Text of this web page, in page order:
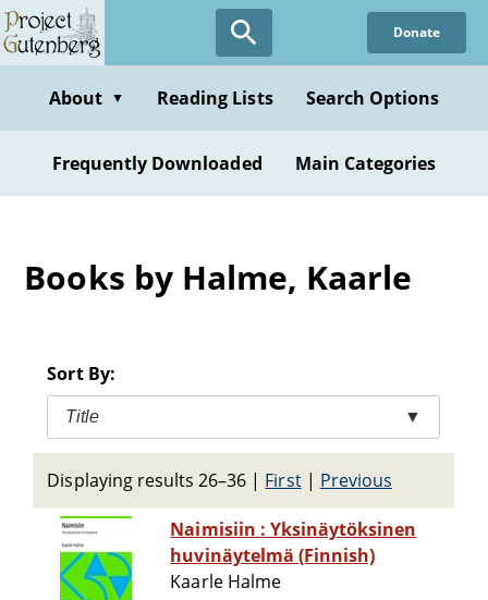
Skip
to
content
Donate
About ▼ Reading Lists Search Options
Frequently Downloaded Main Categories
Books by Halme, Kaarle
Sort By:
Title ▼
Displaying results 26–36 | First| Previous
Naimisiin : Yksinäytöksinen
huvinäytelmä (Finnish)
Kaarle Halme